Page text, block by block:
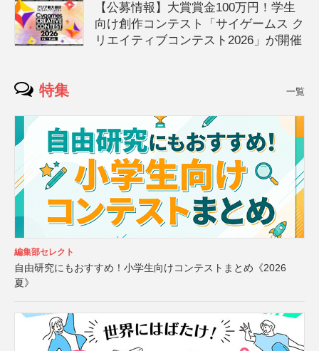
【公募情報】大賞賞金100万円！学生
向け創作コンテスト「サイゲームス ク
リエイティブコンテスト2026」が開催
特集 一覧
編集部セレクト
自由研究にもおすすめ！小学生向けコンテストまとめ《2026
夏》